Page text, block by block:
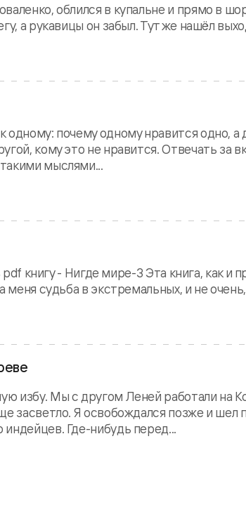
облился в купальне и прямо в
а рукавицы он забыл. Тут же нашёл
почему одному нравится одно, а
кому это не нравится. Отвечать за
мыслями...
книгу - Нигде мире-3 Эта книга, как и
меня судьба в экстремальных, и не
избу. Мы с другом Леней работали на
засветло. Я освобождался позже и шел
Где-нибудь перед...